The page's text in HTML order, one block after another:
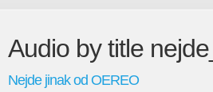
Audio by title
Nejde jinak od OEREO